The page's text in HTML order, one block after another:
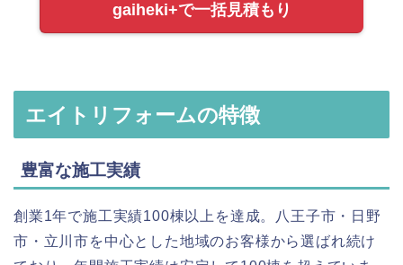
gaiheki+で一括見積もり
エイトリフォームの特徴
豊富な施工実績
創業1年で施工実績100棟以上を達成。八王子市・日野
市・立川市を中心とした地域のお客様から選ばれ続け